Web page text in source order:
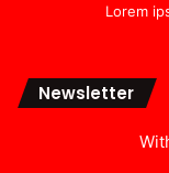
Lorem
Newsletter